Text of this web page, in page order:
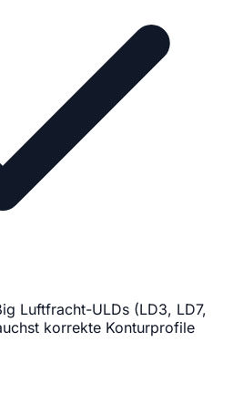
Luftfracht-ULDs (LD3, LD7,
korrekte Konturprofile